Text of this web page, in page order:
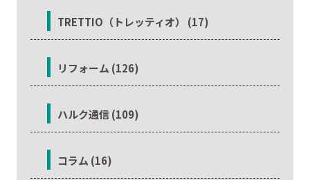
TRETTIO（トレッティオ） (17)
リフォーム (126)
ハルク通信 (109)
コラム (16)